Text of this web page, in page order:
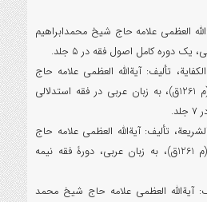
العظمی علامه حاج شیخ محمدابراهیم
تألیف: آیةالله العظمی علامه حاج
شیخ محمدابراهیم کلباسی (م 1261ق)، به زبان عربی در فقه استدلالی
تألیف: آیةالله العظمی علامه حاج
شیخ محمدابراهیم کلباسی (م 1261ق)، به زبان عربی، دورۀ فقه نیمه
آیةالله العظمی علامه حاج شیخ محمد